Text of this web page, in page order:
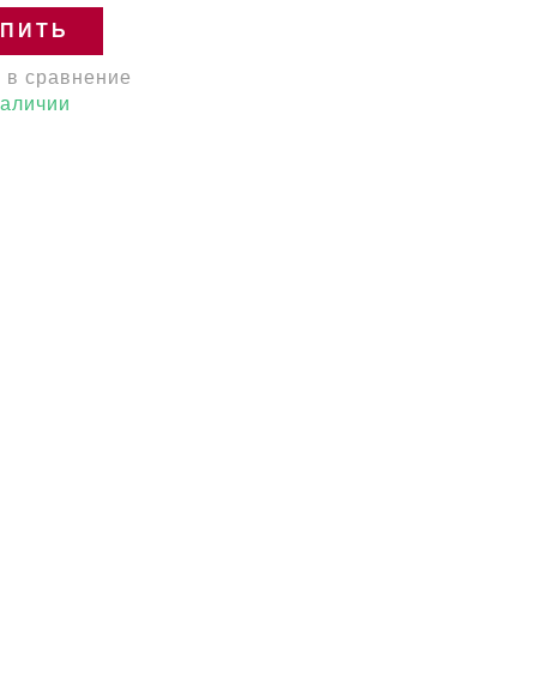
в сравнение